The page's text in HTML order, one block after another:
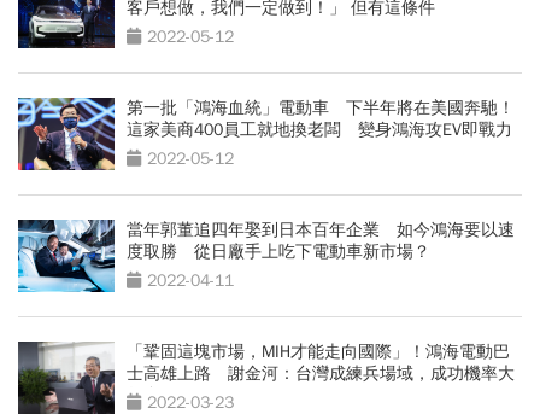
客戶想做，我們一定做到！」 但有這條件
2022-05-12
第一批「鴻海血統」電動車 下半年將在美國奔馳！
這家美商400員工就地換老闆 變身鴻海攻EV即戰力
2022-05-12
當年郭董追四年娶到日本百年企業 如今鴻海要以速
度取勝 從日廠手上吃下電動車新市場？
2022-04-11
「鞏固這塊市場，MIH才能走向國際」！鴻海電動巴
士高雄上路 謝金河：台灣成練兵場域，成功機率大
很多2022-03-23